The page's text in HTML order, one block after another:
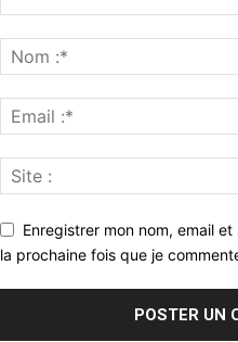
Enregistrer mon nom, email
la prochaine fois que je